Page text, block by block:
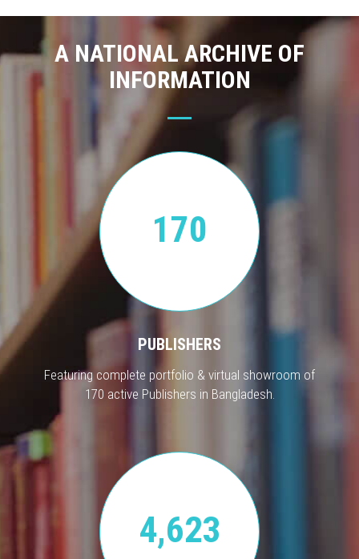
A NATIONAL ARCHIVE OF
INFORMATION
170
PUBLISHERS
Featuring complete portfolio & virtual showroom of
170 active Publishers in Bangladesh.
4,623